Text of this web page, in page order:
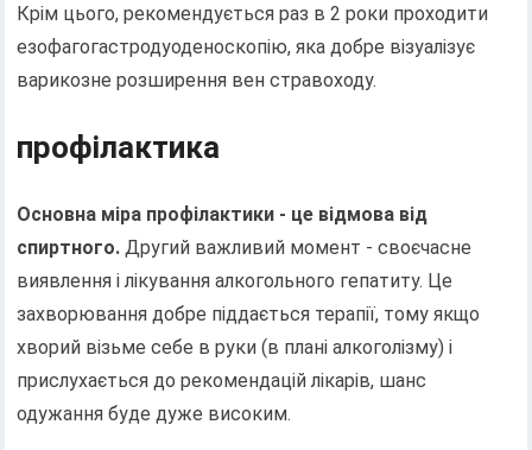
Крім цього, рекомендується раз в 2 роки проходити
езофагогастродуоденоскопію, яка добре візуалізує
варикозне розширення вен стравоходу.
профілактика
Основна міра профілактики - це відмова від
спиртного. Другий важливий момент - своєчасне
виявлення і лікування алкогольного гепатиту. Це
захворювання добре піддається терапії, тому якщо
хворий візьме себе в руки (в плані алкоголізму) і
прислухається до рекомендацій лікарів, шанс
одужання буде дуже високим.